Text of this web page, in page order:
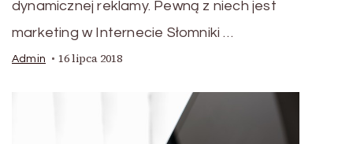
dynamicznej reklamy. Pewną z niech jest
marketing w Internecie Słomniki …
Admin 16 lipca 2018